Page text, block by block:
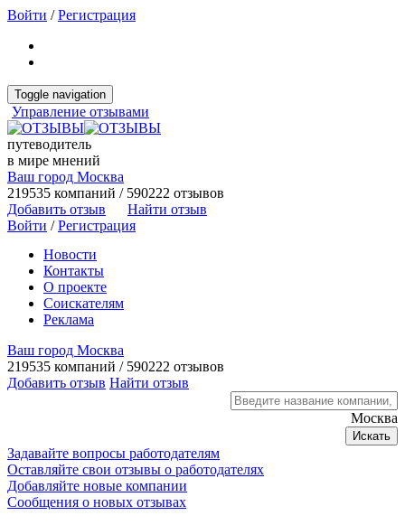
Войти /Регистрация
Toggle navigation
Управление отзывами
путеводитель
в мире мнений
Ваш город Москва
219535 компаний / 590222 отзывов
Добавить отзыв
Найти отзыв
Войти /Регистрация
Новости
Контакты
О проекте
Соискателям
Реклама
Ваш город Москва
219535 компаний / 590222 отзывов
Добавить отзыв Найти отзыв
Москва
Искать
Задавайте вопросы работодателям
Оставляйте свои отзывы о работодателях
Добавляйте новые компании
Сообщения о новых отзывах